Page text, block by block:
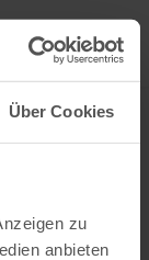
Über Cookies
zu
anbieten
CARTE INTERACTIVE
ma
Ouvrir le filtre